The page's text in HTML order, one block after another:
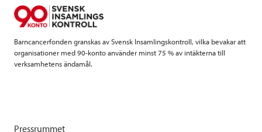
k
Barncancerfonden granskas av Svensk Insamlingskontroll, vilka bevakar att
organisationer med 90-konto använder minst 75 % av intäkterna till
verksamhetens ändamål.
Pressrummet